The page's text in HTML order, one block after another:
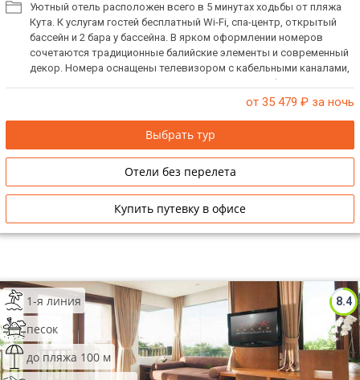
Уютный отель расположен всего в 5 минутах ходьбы от пляжа
Кута. К услугам гостей бесплатный Wi-Fi, спа-центр, открытый
бассейн и 2 бара у бассейна. В ярком оформлении номеров
сочетаются традиционные балийские элементы и современный
декор. Номера оснащены телевизором с кабельными каналами,
кондиционером и принадлежностями для чая/кофе.
от 35 479 ₽ за ночь
Выбрать тур
Отели без перелета
Купить путевку в офисе
8.4
1-я линия
песок
до пляжа 100 м